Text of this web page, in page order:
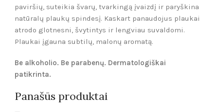
paviršių, suteikia švarų, tvarkingą įvaizdį ir paryškina
natūralų plaukų spindesį. Kaskart panaudojus plaukai
atrodo glotnesni, švytintys ir lengviau suvaldomi.
Plaukai įgauna subtilų, malonų aromatą.
Be alkoholio. Be parabenų. Dermatologiškai
patikrinta.
Panašūs produktai